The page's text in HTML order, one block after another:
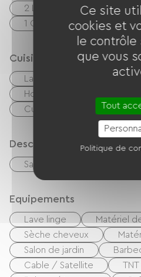
2 Lits 140cm
1 Lits
1 Canapés convertibles
Cuisine
Lave-vaisselle
Hotte aspirante
Cuisinière
Coin
Description
Salon / Salle de séjour
Equipements
Lave linge
Matériel
Sèche cheveux
Salon de jardin
Cable / Satellite
TNT
Ce site
cookies et
le contrôle
que vous
Tout
Politique de